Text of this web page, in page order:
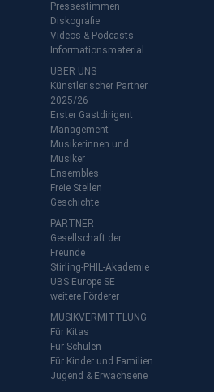
Pressestimmen
Diskografie
Videos & Podcasts
Informationsmaterial
ÜBER UNS
Künstlerischer Partner
2025/26
Erster Gastdirigent
Management
Musikerinnen und
Musiker
Ensembles
Freie Stellen
Geschichte
PARTNER
Gesellschaft der
Freunde
Stirling-PHIL-Akademie
UBS Europe SE
weitere Förderer
MUSIKVERMITTLUNG
Für Kitas
Für Schulen
Für Kinder und Familien
Jugend & Erwachsene